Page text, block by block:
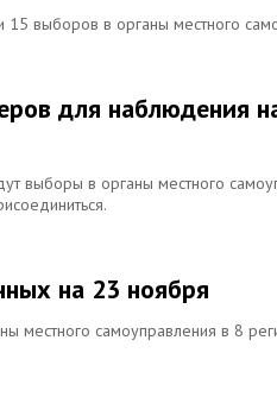
выборов в органы местного
для наблюдения
выборы в органы местного
на 23 ноября
местного самоуправления в 8